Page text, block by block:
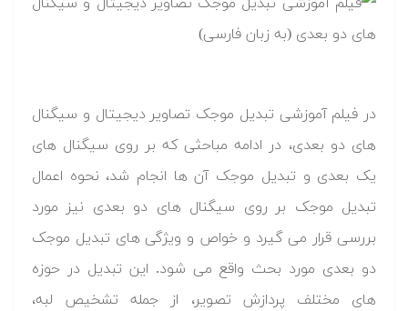
در فیلم آموزشی تبدیل موجک تصاویر دیجیتال و سیگنال
های دو بعدی، در ادامه مباحثی که بر روی سیگنال های
یک بعدی و تبدیل موجک آن ها انجام شد، نحوه اعمال
تبدیل موجک بر روی سیگنال های دو بعدی نیز مورد
بررسی قرار می گیرد و خواص و ویژگی های تبدیل موجک
دو بعدی مورد بحث واقع می شود. این تبدیل در حوزه
های مختلف پردازش تصویر، از جمله تشخیص لبه،